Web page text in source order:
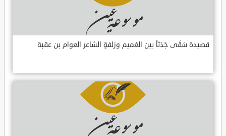
قصيدة سَقَى جَدَثاً بين الغميم وزلفةٍ الشاعر العوام بن عقبة